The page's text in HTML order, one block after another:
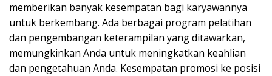
memberikan banyak kesempatan bagi karyawannya
untuk berkembang. Ada berbagai program pelatihan
dan pengembangan keterampilan yang ditawarkan,
memungkinkan Anda untuk meningkatkan keahlian
dan pengetahuan Anda. Kesempatan promosi ke posisi